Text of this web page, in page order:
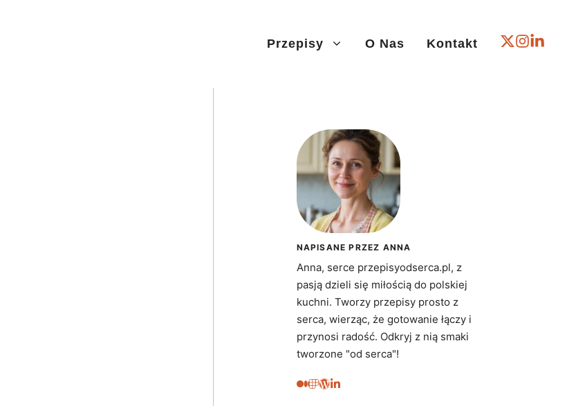
Przepisy O Nas Kontakt
NAPISANE PRZEZ ANNA
Anna, serce przepisyodserca.pl, z
pasją dzieli się miłością do polskiej
kuchni. Tworzy przepisy prosto z
serca, wierząc, że gotowanie łączy i
przynosi radość. Odkryj z nią smaki
tworzone "od serca"!